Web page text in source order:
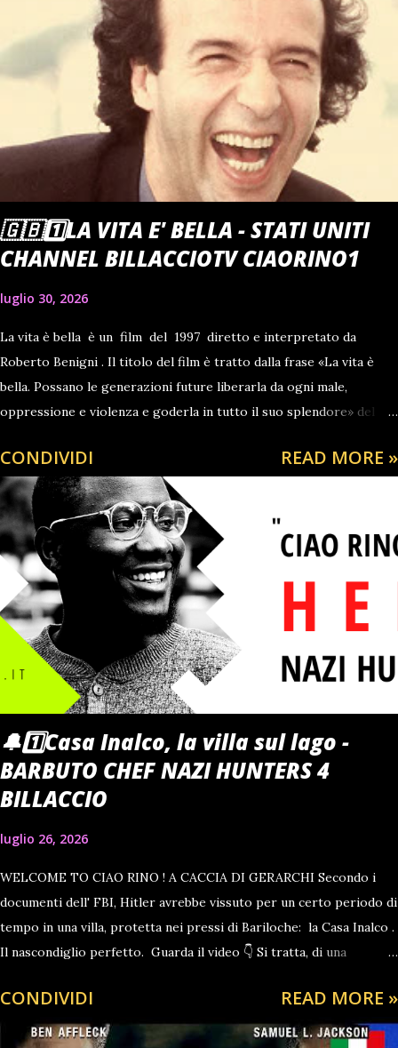
🇬🇧1️⃣LA VITA E' BELLA - STATI UNITI
CHANNEL BILLACCIOTV CIAORINO1
luglio 30, 2026
La vita è bella è un film del 1997 diretto e interpretato da
Roberto Benigni . Il titolo del film è tratto dalla frase «La vita è
bella. Possano le generazioni future liberarla da ogni male,
oppressione e violenza e goderla in tutto il suo splendore» del
miglior film straniero , miglior attore protagonista ( Roberto
Benigni ) e migliore colonna sonora ( Nicola Piovani ), su sette
nomination totali, la pellicola vede protagonista Guido Orefice,
uomo ebreo ilare e giocoso, che - deportato insieme alla sua
famiglia in un lager nazista - cercherà di proteggere il figlio dagli
orrori dell' Olocausto , facendogli credere che tutto ciò che
vedono sia parte di un fantastico gioco in cui dovranno affrontare
prove durissime per vincere il meraviglioso premio finale. Fu
presentato in concorso al 51º Festival di Cannes , dove v...
CONDIVIDI READ MORE »
🔔1️⃣Casa Inalco, la villa sul lago -
BARBUTO CHEF NAZI HUNTERS 4
BILLACCIO
luglio 26, 2026
WELCOME TO CIAO RINO ! A CACCIA DI GERARCHI Secondo i
documenti dell' FBI, Hitler avrebbe vissuto per un certo periodo di
tempo in una villa, protetta nei pressi di Bariloche: la Casa Inalco .
Il nascondiglio perfetto. Guarda il video 👇 Si tratta, di una
fitta foresta e accessibile solo dal lago, nei pressi del quale si
trovano due isolette che ne nascondo la vista. Nessuna strada
CONDIVIDI READ MORE »